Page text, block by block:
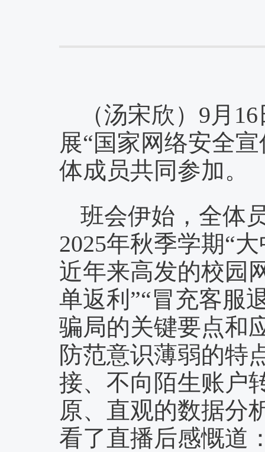
（汤宋欣）9月
展“国家网络安全
体成员共同参加。
班会伊始，全体
2025年秋季学期“
近年来高发的校园
单返利”“冒充客服
骗局的关键要点和
防范意识薄弱的特
接、不向陌生账户
原、直观的数据分
看了直播后感慨道